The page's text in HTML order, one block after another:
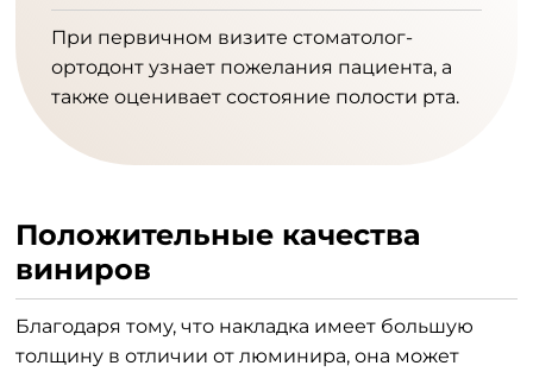
При первичном визите стоматолог-
ортодонт узнает пожелания пациента, а
также оценивает состояние полости рта.
Положительные качества
виниров
Благодаря тому, что накладка имеет большую
толщину в отличии от люминира, она может